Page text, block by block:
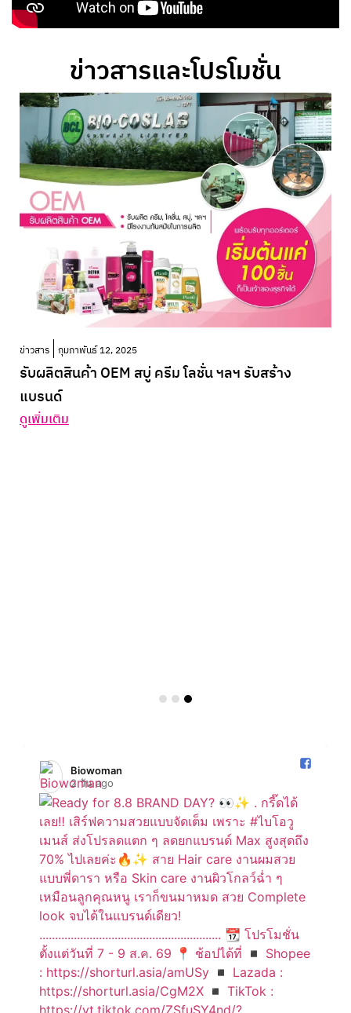
ข่าวสารและโปรโมชั่น
ข่าวสาร กุมภาพันธ์ 12, 2025
รับผลิตสินค้า OEM สบู่ ครีม โลชั่น ฯลฯ รับสร้าง
แบรนด์
ดูเพิ่มเติม
Biowoman️
2 วัน ago